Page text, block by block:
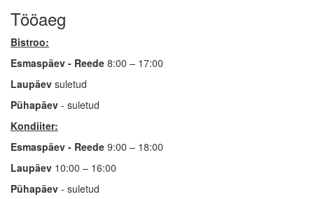
Tööaeg
Bistroo:
Esmaspäev - Reede 8:00 – 17:00
Laupäev suletud
Pühapäev - suletud
Kondiiter:
Esmaspäev - Reede 9:00 – 18:00
Laupäev 10:00 – 16:00
Pühapäev - suletud